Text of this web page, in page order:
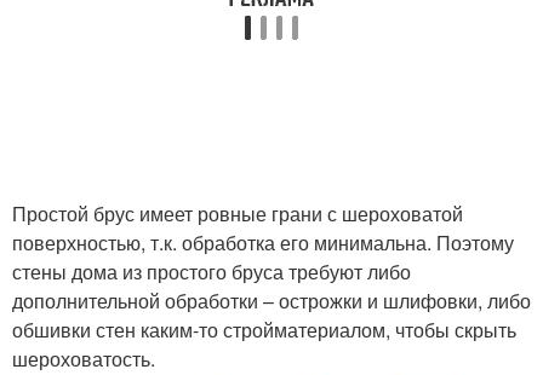
Простой брус имеет ровные грани с шероховатой
поверхностью, т.к. обработка его минимальна. Поэтому
стены дома из простого бруса требуют либо
дополнительной обработки – острожки и шлифовки, либо
обшивки стен каким-то стройматериалом, чтобы скрыть
шероховатость.